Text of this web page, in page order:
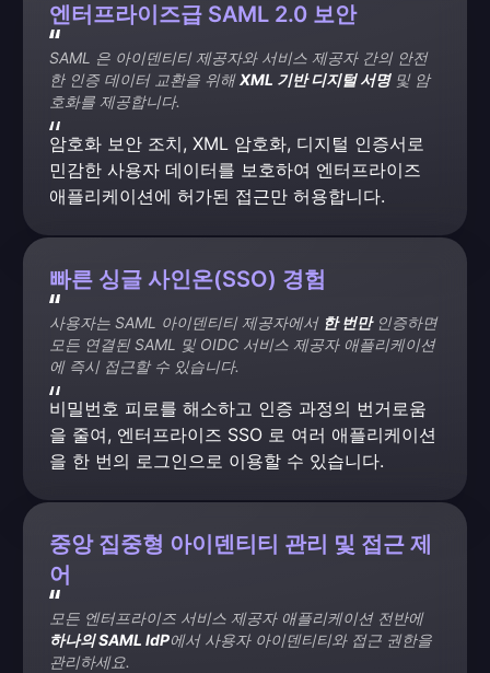
엔터프라이즈급 SAML 2.0 보안
SAML 은 아이덴티티 제공자와 서비스 제공자 간의 안전
한 인증 데이터 교환을 위해 XML 기반 디지털 서명 및 암
호화를 제공합니다.
암호화 보안 조치, XML 암호화, 디지털 인증서로
민감한 사용자 데이터를 보호하여 엔터프라이즈
애플리케이션에 허가된 접근만 허용합니다.
빠른 싱글 사인온(SSO) 경험
사용자는 SAML 아이덴티티 제공자에서 한 번만 인증하면
모든 연결된 SAML 및 OIDC 서비스 제공자 애플리케이션
에 즉시 접근할 수 있습니다.
비밀번호 피로를 해소하고 인증 과정의 번거로움
을 줄여, 엔터프라이즈 SSO 로 여러 애플리케이션
을 한 번의 로그인으로 이용할 수 있습니다.
중앙 집중형 아이덴티티 관리 및 접근 제
어
모든 엔터프라이즈 서비스 제공자 애플리케이션 전반에
하나의 SAML IdP에서 사용자 아이덴티티와 접근 권한을
관리하세요.